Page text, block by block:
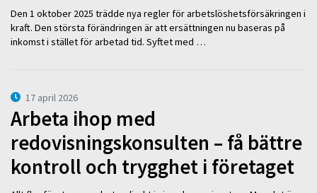
Den 1 oktober 2025 trädde nya regler för arbetslöshetsförsäkringen i
kraft. Den största förändringen är att ersättningen nu baseras på
inkomst i stället för arbetad tid. Syftet med …
17 april 2026
Arbeta ihop med
redovisningskonsulten – få bättre
kontroll och trygghet i företaget